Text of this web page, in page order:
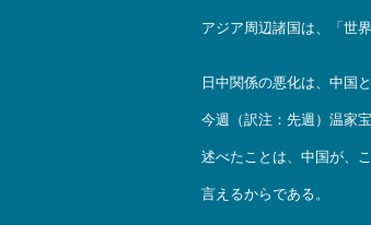
アジア周辺諸国は、「世
日中関係の悪化は、中国
今週（訳注：先週）温家
述べたことは、中国が、
言えるからである。